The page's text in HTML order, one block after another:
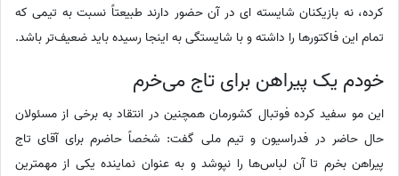
کرده، نه بازیکنان شایسته ای در آن حضور دارند طبیعتاً نسبت به تیمی که
تمام این فاکتورها را داشته و با شایستگی به اینجا رسیده باید ضعیف‌تر باشد.
خودم یک پیراهن برای تاج می‌خرم
این مو سفید کرده فوتبال کشورمان همچنین در انتقاد به برخی از مسئولان
حال حاضر در فدراسیون و تیم ملی گفت: شخصاً حاضرم برای آقای تاج
پیراهن بخرم تا آن لباس‌ها را نپوشد و به عنوان نماینده یکی از مهمترین